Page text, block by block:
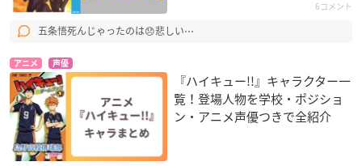
6コメント
五条悟死んじゃったのは😞悲しい⋯
アニメ 声優
『ハイキュー!!』キャラクター一
覧！登場人物を学校・ポジショ
ン・アニメ声優つきで全紹介